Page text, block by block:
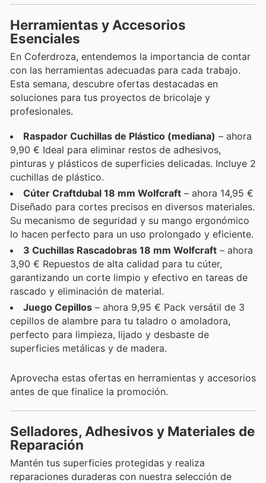
Herramientas y Accesorios
Esenciales
En Coferdroza, entendemos la importancia de contar
con las herramientas adecuadas para cada trabajo.
Esta semana, descubre ofertas destacadas en
soluciones para tus proyectos de bricolaje y
profesionales.
Raspador Cuchillas de Plástico (mediana) – ahora
9,90 € Ideal para eliminar restos de adhesivos,
pinturas y plásticos de superficies delicadas. Incluye 2
cuchillas de plástico.
Cúter Craftdubal 18 mm Wolfcraft – ahora 14,95 €
Diseñado para cortes precisos en diversos materiales.
Su mecanismo de seguridad y su mango ergonómico
lo hacen perfecto para un uso prolongado y eficiente.
3 Cuchillas Rascadobras 18 mm Wolfcraft – ahora
3,90 € Repuestos de alta calidad para tu cúter,
garantizando un corte limpio y efectivo en tareas de
rascado y eliminación de material.
Juego Cepillos – ahora 9,95 € Pack versátil de 3
cepillos de alambre para tu taladro o amoladora,
perfecto para limpieza, lijado y desbaste de
superficies metálicas y de madera.
Aprovecha estas ofertas en herramientas y accesorios
antes de que finalice la promoción.
Selladores, Adhesivos y Materiales de
Reparación
Mantén tus superficies protegidas y realiza
reparaciones duraderas con nuestra selección de